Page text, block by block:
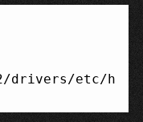
drivers/etc/h